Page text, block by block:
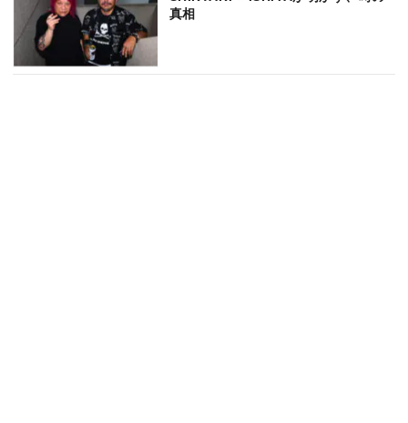
真相